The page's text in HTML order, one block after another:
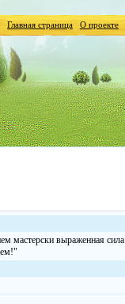
Главная страница О проекте
мастерски выраженная сила